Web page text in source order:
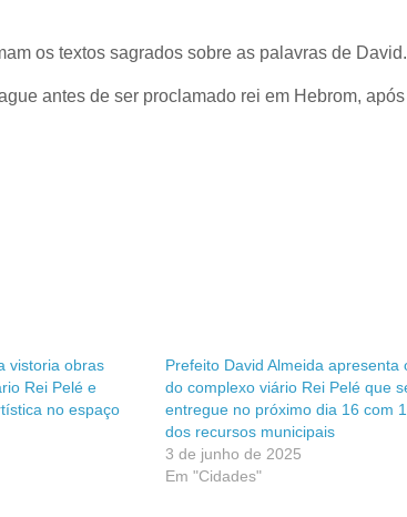
os textos sagrados sobre as palavras de David.
antes de ser proclamado rei em Hebrom,
vistoria obras
Rei Pelé e
no espaço
Prefeito David Almeida apresenta
do complexo viário Rei Pelé que
entregue no próximo dia 16 com
dos recursos municipais
3 de junho de 2025
Em "Cidades"